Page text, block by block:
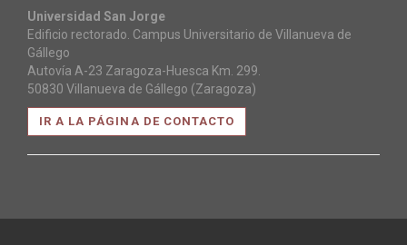
Universidad San Jorge
Edificio rectorado. Campus Universitario de Villanueva de
Gállego
Autovía A-23 Zaragoza-Huesca Km. 299.
50830 Villanueva de Gállego (Zaragoza)
IR A LA PÁGINA DE CONTACTO